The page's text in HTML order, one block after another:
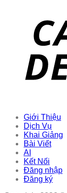
Giới Thiệu
Dịch Vụ
Khai Giảng
Bài Viết
AI
Kết Nối
Đăng nhập
Đăng ký